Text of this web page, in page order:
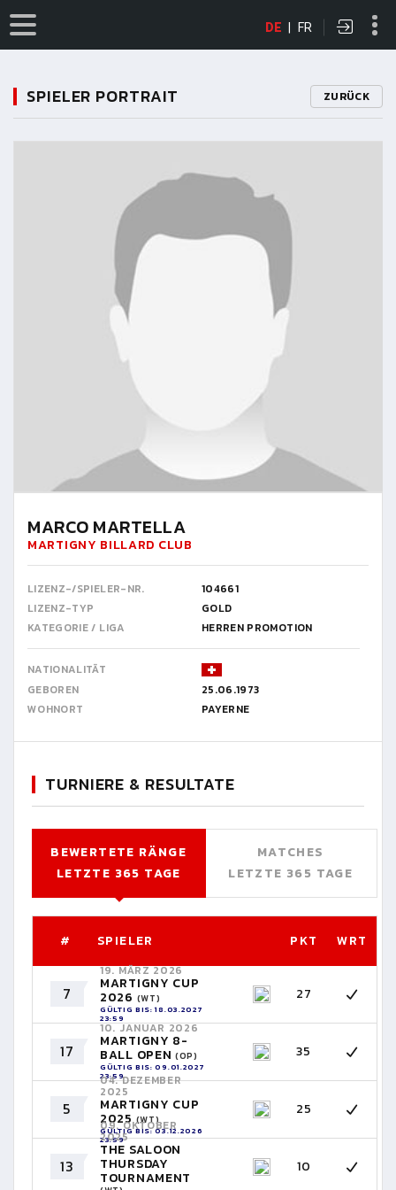
DE | FR
SPIELER PORTRAIT ZURÜCK
MARCO MARTELLA
MARTIGNY BILLARD CLUB
LIZENZ-/SPIELER-NR.
104661
LIZENZ-TYP
GOLD
KATEGORIE / LIGA
HERREN PROMOTION
NATIONALITÄT
GEBOREN
25.06.1973
WOHNORT
PAYERNE
TURNIERE & RESULTATE
BEWERTETE RÄNGE
LETZTE 365 TAGE
MATCHES
LETZTE 365 TAGE
# SPIELER PKT WRT
7
19. MÄRZ 2026
MARTIGNY CUP
2026 (WT)
GÜLTIG BIS: 18.03.2027
23:59
27
17
10. JANUAR 2026
MARTIGNY 8-
BALL OPEN (OP)
GÜLTIG BIS: 09.01.2027
23:59
35
5
04. DEZEMBER
2025
MARTIGNY CUP
2025(WT)
GÜLTIG BIS: 03.12.2026
23:59
25
13
09. OKTOBER
2025
THE SALOON
THURSDAY
TOURNAMENT
10